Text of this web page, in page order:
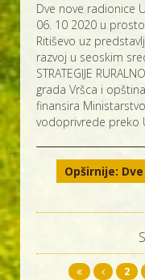
Dve nove radionice
06. 10 2020 u
Ritiševo uz
razvoj u seoskim
STRATEGIJE
grada Vršca i
finansira
vodoprivrede preko
Opširnije:
2